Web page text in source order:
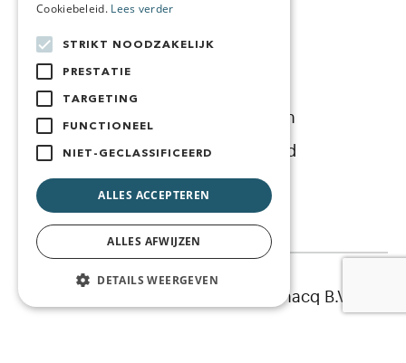
Over ons
Blog
Algemene Voorwaarden
Cookie-en Privacybeleid
Juridische Informatie
© 2026 Mijnsollicatie.com - Knacq B.V.
Cookiebeleid. Lees verder
STRIKT NOODZAKELIJK
PRESTATIE
TARGETING
FUNCTIONEEL
NIET-GECLASSIFICEERD
ALLES ACCEPTEREN
ALLES AFWIJZEN
DETAILS WEERGEVEN